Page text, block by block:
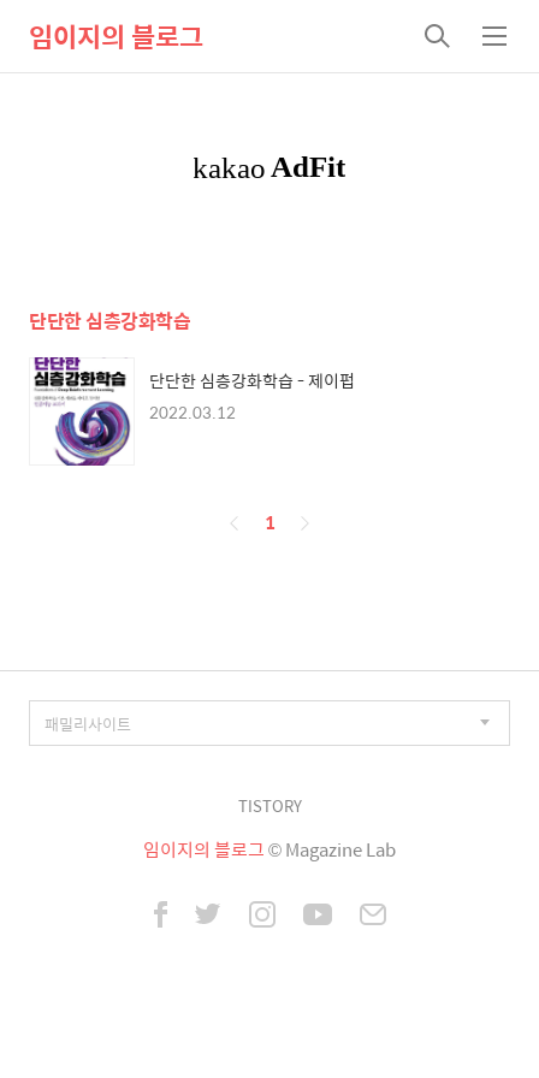
임이지의 블로그
검
색
메
뉴
단단한 심층강화학습
단단한 심층강화학습 - 제이펍
2022.03.12
페
1
TISTORY
임이지의 블로그© Magazine Lab